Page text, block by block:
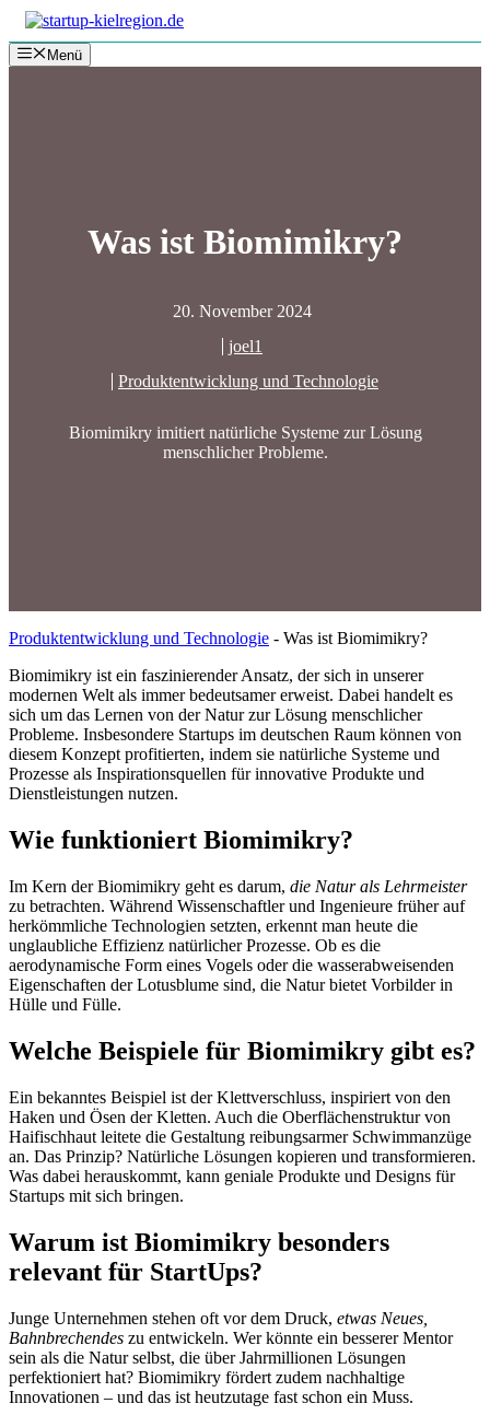
Zum
Inhalt
springenMenü
Was ist Biomimikry?
20. November 2024
joel1
Produktentwicklung und Technologie
Biomimikry imitiert natürliche Systeme zur Lösung
menschlicher Probleme.
Produktentwicklung und Technologie - Was ist Biomimikry?
Biomimikry ist ein faszinierender Ansatz, der sich in unserer
modernen Welt als immer bedeutsamer erweist. Dabei handelt es
sich um das Lernen von der Natur zur Lösung menschlicher
Probleme. Insbesondere Startups im deutschen Raum können von
diesem Konzept profitierten, indem sie natürliche Systeme und
Prozesse als Inspirationsquellen für innovative Produkte und
Dienstleistungen nutzen.
Wie funktioniert Biomimikry?
Im Kern der Biomimikry geht es darum, die Natur als Lehrmeister
zu betrachten. Während Wissenschaftler und Ingenieure früher auf
herkömmliche Technologien setzten, erkennt man heute die
unglaubliche Effizienz natürlicher Prozesse. Ob es die
aerodynamische Form eines Vogels oder die wasserabweisenden
Eigenschaften der Lotusblume sind, die Natur bietet Vorbilder in
Hülle und Fülle.
Welche Beispiele für Biomimikry gibt es?
Ein bekanntes Beispiel ist der Klettverschluss, inspiriert von den
Haken und Ösen der Kletten. Auch die Oberflächenstruktur von
Haifischhaut leitete die Gestaltung reibungsarmer Schwimmanzüge
an. Das Prinzip? Natürliche Lösungen kopieren und transformieren.
Was dabei herauskommt, kann geniale Produkte und Designs für
Startups mit sich bringen.
Warum ist Biomimikry besonders
relevant für StartUps?
Junge Unternehmen stehen oft vor dem Druck, etwas Neues,
Bahnbrechendes zu entwickeln. Wer könnte ein besserer Mentor
sein als die Natur selbst, die über Jahrmillionen Lösungen
perfektioniert hat? Biomimikry fördert zudem nachhaltige
Innovationen – und das ist heutzutage fast schon ein Muss.